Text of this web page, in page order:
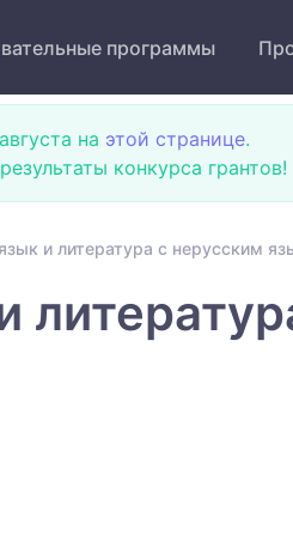
программы
на этой странице.
конкурса грантов!
и литература с нерусским